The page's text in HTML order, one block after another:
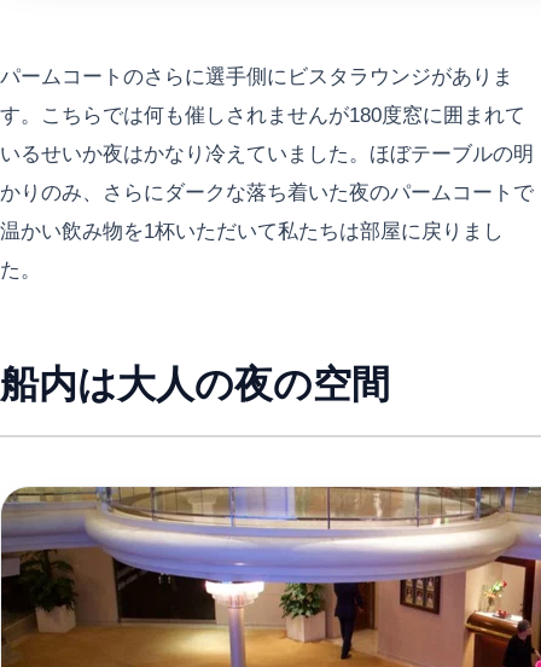
パームコートのさらに選手側にビスタラウンジがありま
す。こちらでは何も催しされませんが180度窓に囲まれて
いるせいか夜はかなり冷えていました。ほぼテーブルの明
かりのみ、さらにダークな落ち着いた夜のパームコートで
温かい飲み物を1杯いただいて私たちは部屋に戻りまし
た。
船内は大人の夜の空間